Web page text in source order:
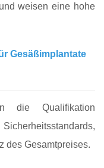
weisen eine hohe
Gesäßimplantate
die Qualifikation
des Gesamtpreises.